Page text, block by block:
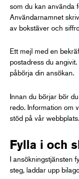
som du kan använda
Användarnamnet
av bokstäver och
Ett mejl med en
postadress du
påbörja din ansökan.
Innan du börjar bör
redo. Information om
stöd på vår webbplats.
Fylla i och
I ansökningstjänsten
steg, laddar upp